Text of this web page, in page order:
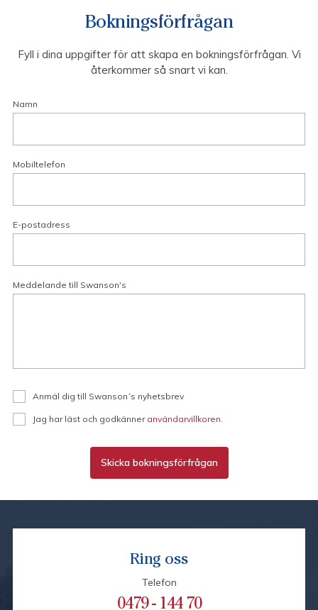
Bokningsförfrågan
Fyll i dina uppgifter för att skapa en bokningsförfrågan. Vi
återkommer så snart vi kan.
Namn
Mobiltelefon
E-postadress
Meddelande till Swanson's
Anmäl dig till Swanson´s nyhetsbrev
Jag har läst och godkänner användarvillkoren.
Skicka bokningsförfrågan
Ring oss
Telefon
0479 - 144 70